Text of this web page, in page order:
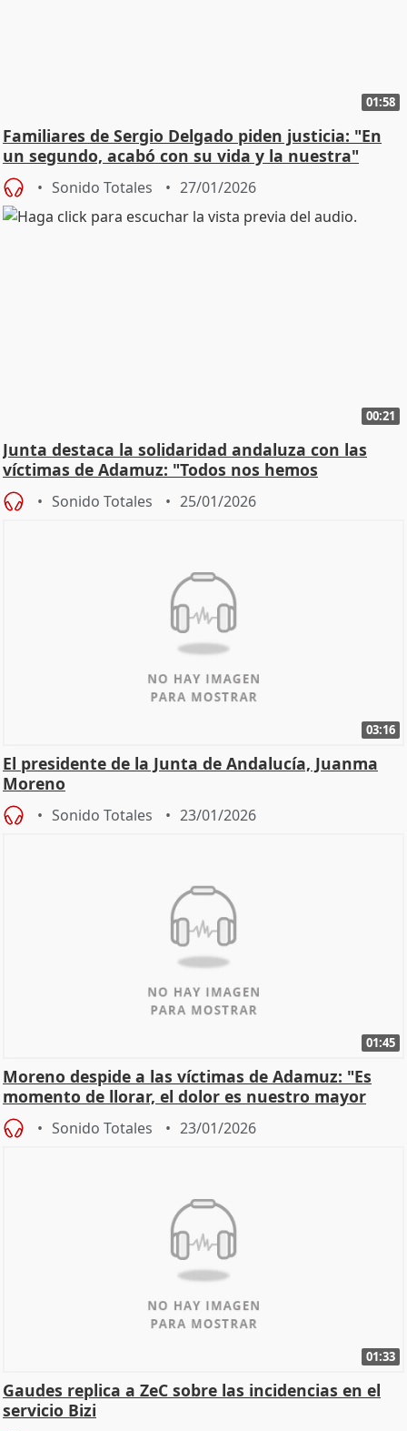
01:58
Familiares de Sergio Delgado piden justicia: "En
un segundo, acabó con su vida y la nuestra"
Sonido Totales 27/01/2026
00:21
Junta destaca la solidaridad andaluza con las
víctimas de Adamuz: "Todos nos hemos
implicado"
Sonido Totales 25/01/2026
03:16
El presidente de la Junta de Andalucía, Juanma
Moreno
Sonido Totales 23/01/2026
01:45
Moreno despide a las víctimas de Adamuz: "Es
momento de llorar, el dolor es nuestro mayor
homenaje"
Sonido Totales 23/01/2026
01:33
Gaudes replica a ZeC sobre las incidencias en el
servicio Bizi